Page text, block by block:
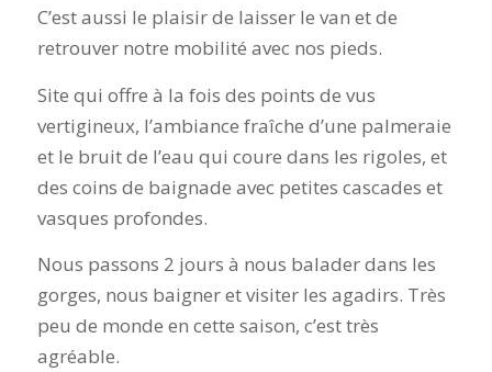
C’est aussi le plaisir de laisser le van et de
retrouver notre mobilité avec nos pieds.
Site qui offre à la fois des points de vus
vertigineux, l’ambiance fraîche d’une palmeraie
et le bruit de l’eau qui coure dans les rigoles, et
des coins de baignade avec petites cascades et
vasques profondes.
Nous passons 2 jours à nous balader dans les
gorges, nous baigner et visiter les agadirs. Très
peu de monde en cette saison, c’est très
agréable.